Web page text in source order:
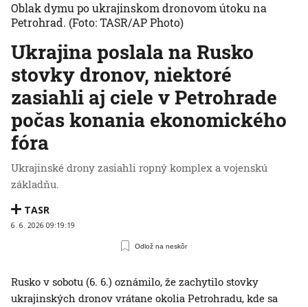
Ukrajina poslala na Rusko
stovky dronov, niektoré
zasiahli aj ciele v Petrohrade
počas konania ekonomického
fóra
Ukrajinské drony zasiahli ropný komplex a vojenskú
základňu.
TASR
6. 6. 2026 09:19:19
Odlož na neskôr
Oblak dymu po ukrajinskom dronovom útoku na
Petrohrad. (Foto: TASR/AP Photo)
Rusko v sobotu (6. 6.) oznámilo, že zachytilo stovky
ukrajinských dronov vrátane okolia Petrohradu, kde sa